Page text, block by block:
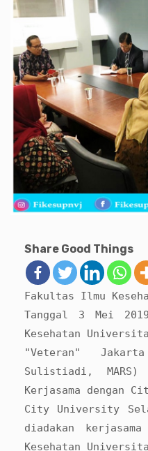
Share Good Things
Fakultas Ilmu
Tanggal 3 Mei
Kesehatan
"Veteran"
Sulistiadi, MARS)
Kerjasama dengan
City University
diadakan
Kesehatan